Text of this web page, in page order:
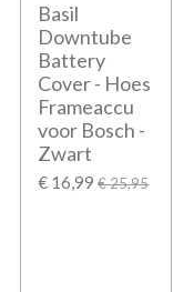
Basil
Downtube
Battery
Cover - Hoes
Frameaccu
voor Bosch -
Zwart
€ 16,99 € 25,95